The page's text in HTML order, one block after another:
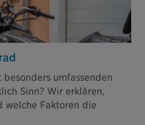
umfassenden
Sinn? Wir erklären,
welche Faktoren die